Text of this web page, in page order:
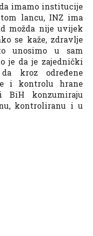
imamo institucije
lancu, INZ ima
možda nije uvijek
se kaže, zdravlje
unosimo u sam
je da je zajednički
kroz određene
i kontrolu hrane
konzumiraju
kontroliranu i u